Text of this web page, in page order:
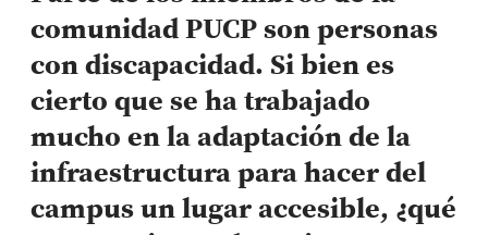
comunidad PUCP son personas
con discapacidad. Si bien es
cierto que se ha trabajado
mucho en la adaptación de la
infraestructura para hacer del
campus un lugar accesible, ¿qué